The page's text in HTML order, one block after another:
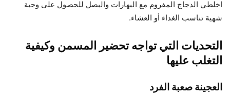
اخلطي الدجاج المفروم مع البهارات والبصل للحصول على وجبة
شهية تناسب الغداء أو العشاء.
التحديات التي تواجه تحضير المسمن وكيفية
التغلب عليها
العجينة صعبة الفرد